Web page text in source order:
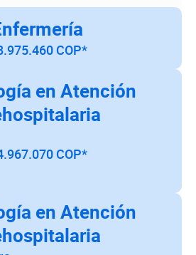
COP*
en Atención
COP*
en Atención